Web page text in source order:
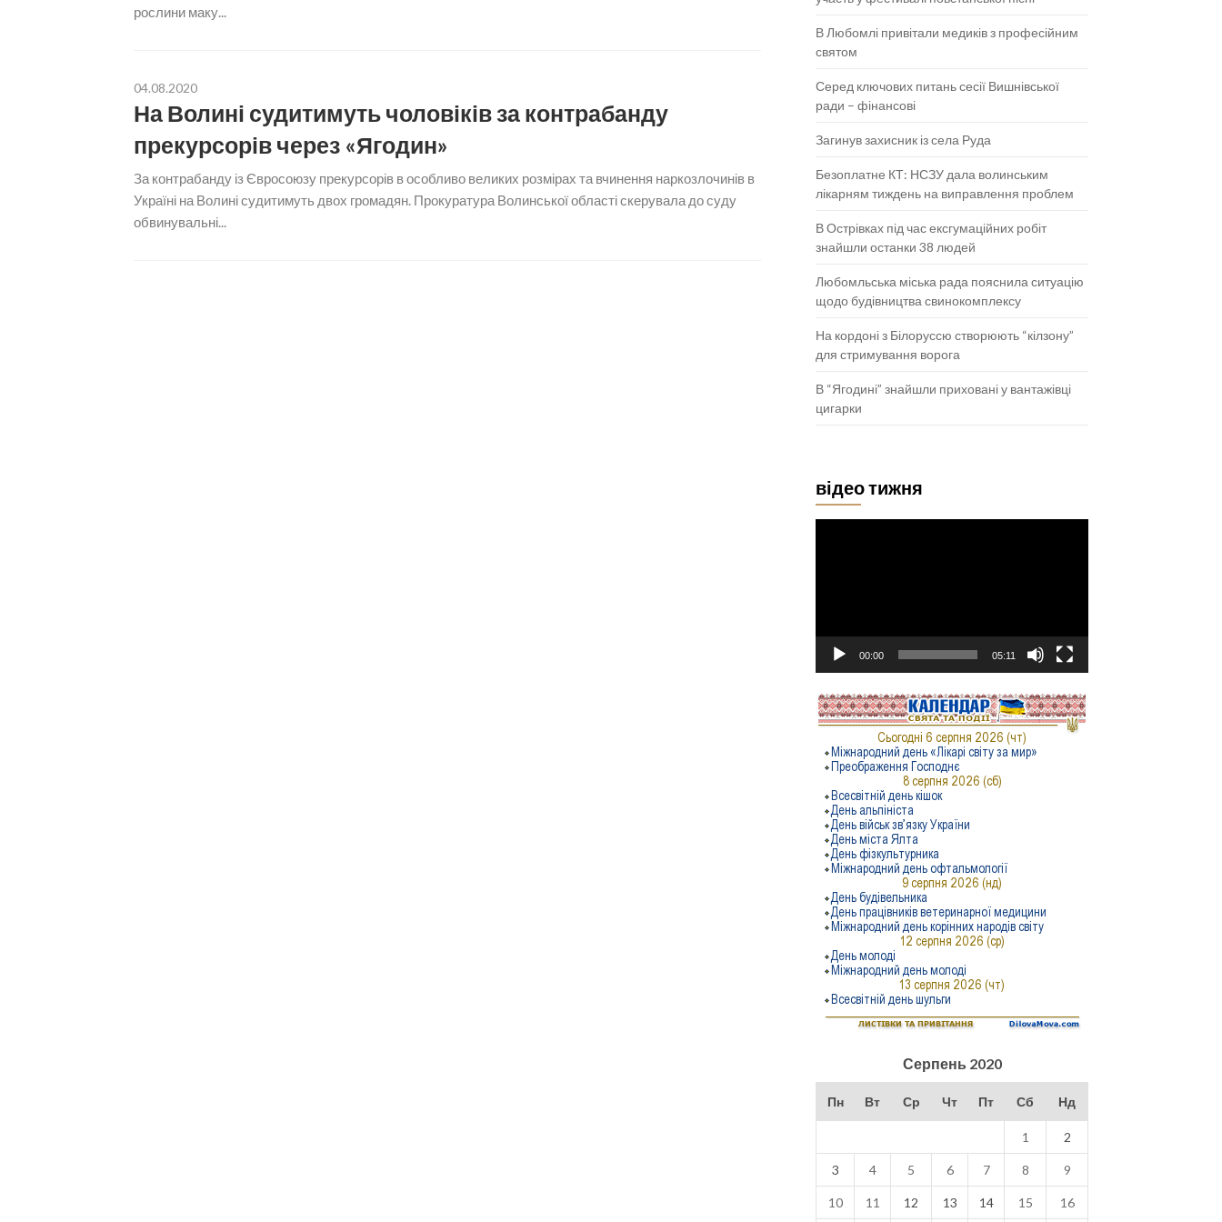
рослини маку...
04.08.2020
На Волині судитимуть чоловіків за контрабанду
прекурсорів через «Ягодин»
За контрабанду із Євросоюзу прекурсорів в особливо великих розмірах та вчинення наркозлочинів в
Україні на Волині судитимуть двох громадян. Прокуратура Волинської області скерувала до суду
обвинувальні...
В Любомлі привітали медиків з професійним
святом
Серед ключових питань сесії Вишнівської
ради – фінансові
Загинув захисник із села Руда
Безоплатне КТ: НСЗУ дала волинським
лікарням тиждень на виправлення проблем
В Острівках під час ексгумаційних робіт
знайшли останки 38 людей
Любомльська міська рада пояснила ситуацію
щодо будівництва свинокомплексу
На кордоні з Білоруссю створюють “кілзону”
для стримування ворога
В “Ягодині” знайшли приховані у вантажівці
цигарки
відео тижня
00:00 05:11
Серпень 2020
Пн Вт Ср Чт Пт Сб Нд
1 2
3 4 5 6 7 8 9
10 11 12 13 14 15 16